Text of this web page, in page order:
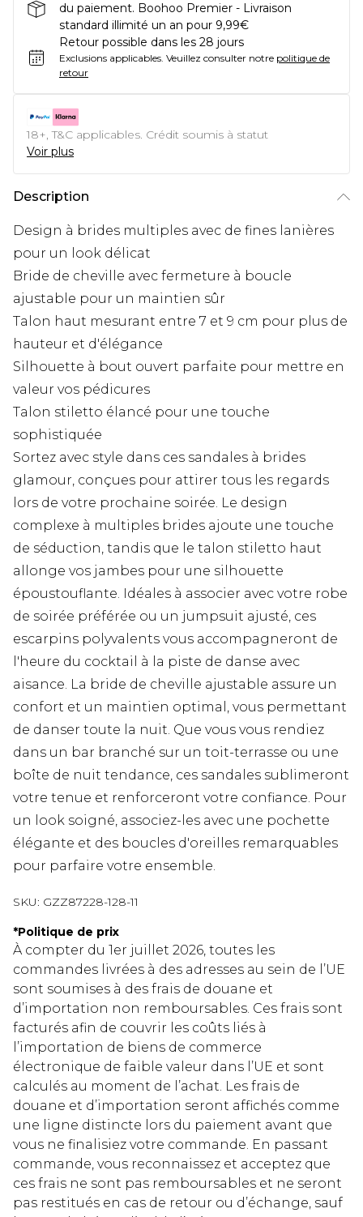
du paiement. Boohoo Premier - Livraison
standard illimité un an pour 9,99€
Retour possible dans les 28 jours
Exclusions applicables. Veuillez consulter notre politique de
retour
18+, T&C applicables. Crédit soumis à statut
Voir plus
Description
Design à brides multiples avec de fines lanières
pour un look délicat
Bride de cheville avec fermeture à boucle
ajustable pour un maintien sûr
Talon haut mesurant entre 7 et 9 cm pour plus de
hauteur et d'élégance
Silhouette à bout ouvert parfaite pour mettre en
valeur vos pédicures
Talon stiletto élancé pour une touche
sophistiquée
Sortez avec style dans ces sandales à brides
glamour, conçues pour attirer tous les regards
lors de votre prochaine soirée. Le design
complexe à multiples brides ajoute une touche
de séduction, tandis que le talon stiletto haut
allonge vos jambes pour une silhouette
époustouflante. Idéales à associer avec votre robe
de soirée préférée ou un jumpsuit ajusté, ces
escarpins polyvalents vous accompagneront de
l'heure du cocktail à la piste de danse avec
aisance. La bride de cheville ajustable assure un
confort et un maintien optimal, vous permettant
de danser toute la nuit. Que vous vous rendiez
dans un bar branché sur un toit-terrasse ou une
boîte de nuit tendance, ces sandales sublimeront
votre tenue et renforceront votre confiance. Pour
un look soigné, associez-les avec une pochette
élégante et des boucles d'oreilles remarquables
pour parfaire votre ensemble.
SKU: GZZ87228-128-11
*Politique de prix
À compter du 1er juillet 2026, toutes les
commandes livrées à des adresses au sein de l’UE
sont soumises à des frais de douane et
d’importation non remboursables. Ces frais sont
facturés afin de couvrir les coûts liés à
l’importation de biens de commerce
électronique de faible valeur dans l’UE et sont
calculés au moment de l’achat. Les frais de
douane et d’importation seront affichés comme
une ligne distincte lors du paiement avant que
vous ne finalisiez votre commande. En passant
commande, vous reconnaissez et acceptez que
ces frais ne sont pas remboursables et ne seront
pas restitués en cas de retour ou d’échange, sauf